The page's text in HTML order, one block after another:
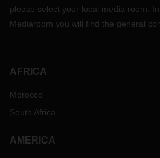
please select your local media room.
Mediaroom you will find the general
AFRICA
Morocco
South Africa
AMERICA